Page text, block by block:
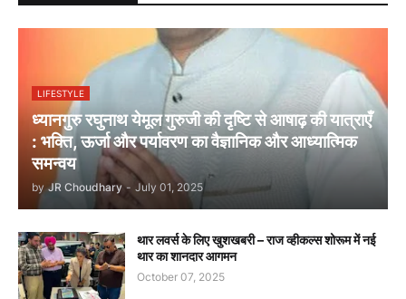
LIFESTYLE
ध्यानगुरु रघुनाथ येमूल गुरुजी की दृष्टि से आषाढ़ की यात्राएँ
: भक्ति, ऊर्जा और पर्यावरण का वैज्ञानिक और आध्यात्मिक
समन्वय
by JR Choudhary - July 01, 2025
थार लवर्स के लिए खुशखबरी – राज व्हीकल्स शोरूम में नई
थार का शानदार आगमन
October 07, 2025